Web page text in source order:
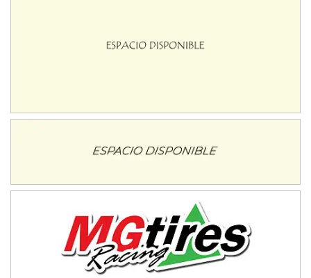
VICTORIENSE - F7
Gral. E. Godoy (Río Negro)
Juventud Unida (Tierra)
Humboldt (Santa Fe)
NORESTE SANTAFESINO - F6